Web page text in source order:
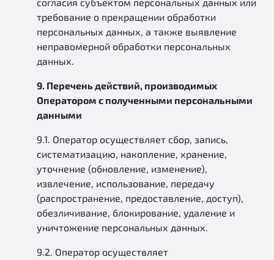
требование о прекращении обработки
персональных данных, а также выявление
неправомерной обработки персональных
данных.
9. Перечень действий, производимых
Оператором с полученными персональными
данными
9.1. Оператор осуществляет сбор, запись,
систематизацию, накопление, хранение,
уточнение (обновление, изменение),
извлечение, использование, передачу
(распространение, предоставление, доступ),
обезличивание, блокирование, удаление и
уничтожение персональных данных.
9.2. Оператор осуществляет